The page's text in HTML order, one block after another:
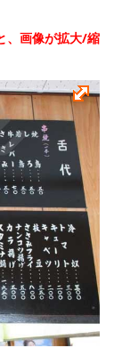
、画像が拡大/縮